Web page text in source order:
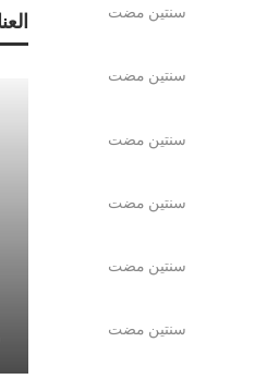
سنتين مضت
سنتين مضت
سنتين مضت
سنتين مضت
سنتين مضت
سنتين مضت